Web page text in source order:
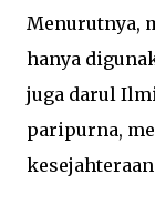
Menurutnya,
hanya
juga darul
paripurna,